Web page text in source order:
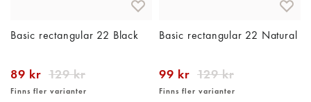
Basic rectangular 22 Black
89 kr 129 kr
Finns fler varianter
Basic rectangular 22 Natural
99 kr 129 kr
Finns fler varianter